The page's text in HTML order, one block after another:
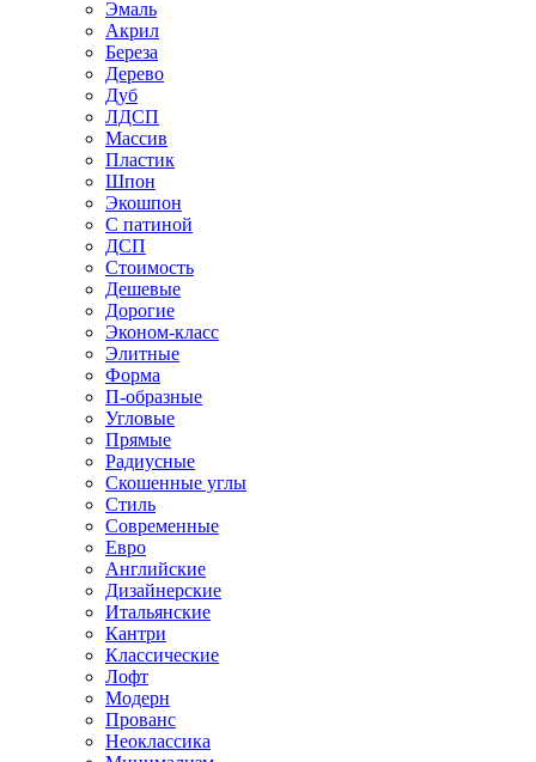
Эмаль
Акрил
Береза
Дерево
Дуб
ЛДСП
Массив
Пластик
Шпон
Экошпон
С патиной
ДСП
Стоимость
Дешевые
Дорогие
Эконом-класс
Элитные
Форма
П-образные
Угловые
Прямые
Радиусные
Скошенные углы
Стиль
Современные
Евро
Английские
Дизайнерские
Итальянские
Кантри
Классические
Лофт
Модерн
Прованс
Неоклассика